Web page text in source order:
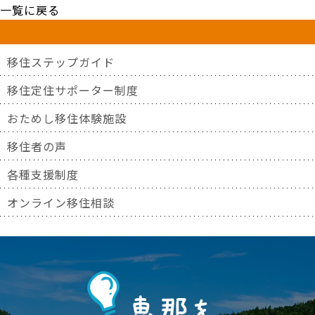
一覧に戻る
移住ステップガイド
移住定住サポーター制度
おためし移住体験施設
移住者の声
各種支援制度
オンライン移住相談